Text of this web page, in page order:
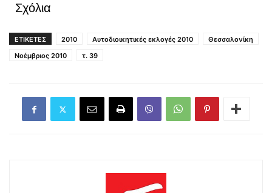
Σχόλια
ΕΤΙΚΕΤΕΣ 2010 Αυτοδιοικητικές εκλογές 2010
Θεσσαλονίκη
Νοέμβριος 2010
τ. 39